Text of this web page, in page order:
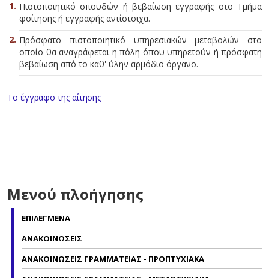
Πιστοποιητικό σπουδών ή βεβαίωση εγγραφής στο Τμήμα
φοίτησης ή εγγραφής αντίστοιχα.
Πρόσφατο πιστοποιητικό υπηρεσιακών μεταβολών στο
οποίο θα αναγράφεται η πόλη όπου υπηρετούν ή πρόσφατη
βεβαίωση από το καθ' ύλην αρμόδιο όργανο.
Το έγγραφο της αίτησης
Μενού πλοήγησης
ΕΠΙΛΕΓΜΕΝΑ
ΑΝΑΚΟΙΝΩΣΕΙΣ
ΑΝΑΚΟΙΝΩΣΕΙΣ ΓΡΑΜΜΑΤΕΙΑΣ - ΠΡΟΠΤΥΧΙΑΚΑ